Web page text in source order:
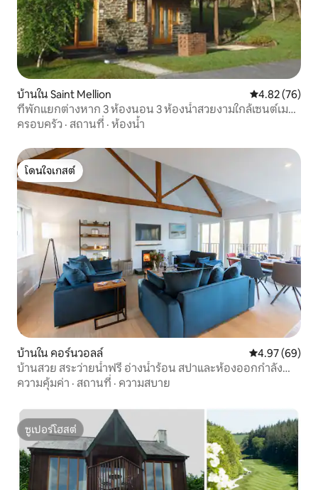
บ้านใน Saint Mellion คะแนนเฉลี่ย
4.82 (76)
ที่พักแยกต่างหาก 3 ห้องนอน 3 ห้องน้ำสวยงามใกล้เซนต์เมล
เลียน
ครอบครัว · สถานที่ · ห้องน้ำ
โดนใจเกสต์
โดนใจเกสต์
บ้านใน คอร์นวอลล์ คะแนนเฉลี่ย
4.97 (69)
บ้านสวย สระว่ายน้ำฟรี อ่างน้ำร้อน สปาและห้องออกกำลัง
กาย
ความคุ้มค่า · สถานที่ · ความสบาย
ซูเปอร์โฮสต์
ซูเปอร์โฮสต์